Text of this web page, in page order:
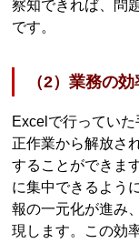
察知できれば、問
です。
（2）業務の
Excelで行ってい
正作業から解放さ
することができま
に集中できるよう
報の一元化が進み
現します。この効